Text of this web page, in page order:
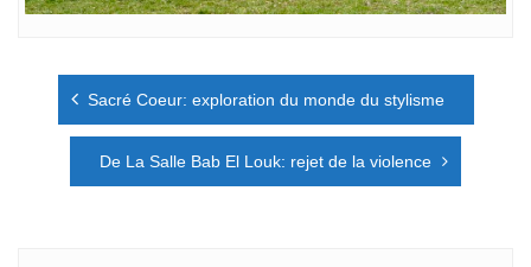
Navigation
l’article
Sacré Coeur: exploration du monde du stylisme
De La Salle Bab El Louk: rejet de la violence